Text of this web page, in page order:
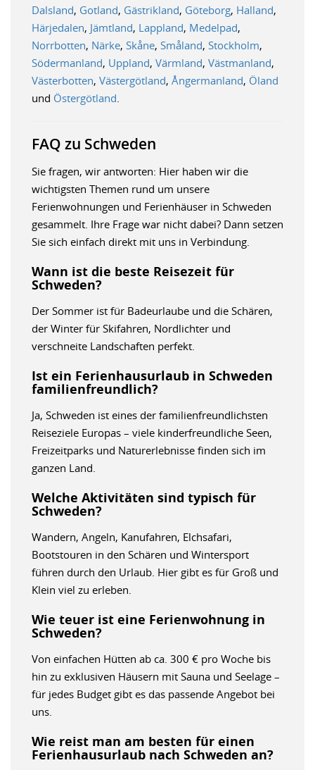
Dalsland, Gotland, Gästrikland, Göteborg, Halland,
Härjedalen, Jämtland, Lappland, Medelpad,
Norrbotten, Närke, Skåne, Småland, Stockholm,
Södermanland, Uppland, Värmland, Västmanland,
Västerbotten, Västergötland, Ångermanland, Öland
und Östergötland.
FAQ zu Schweden
Sie fragen, wir antworten: Hier haben wir die
wichtigsten Themen rund um unsere
Ferienwohnungen und Ferienhäuser in Schweden
gesammelt. Ihre Frage war nicht dabei? Dann setzen
Sie sich einfach direkt mit uns in Verbindung.
Wann ist die beste Reisezeit für
Schweden?
Der Sommer ist für Badeurlaube und die Schären,
der Winter für Skifahren, Nordlichter und
verschneite Landschaften perfekt.
Ist ein Ferienhausurlaub in Schweden
familienfreundlich?
Ja, Schweden ist eines der familienfreundlichsten
Reiseziele Europas – viele kinderfreundliche Seen,
Freizeitparks und Naturerlebnisse finden sich im
ganzen Land.
Welche Aktivitäten sind typisch für
Schweden?
Wandern, Angeln, Kanufahren, Elchsafari,
Bootstouren in den Schären und Wintersport
führen durch den Urlaub. Hier gibt es für Groß und
Klein viel zu erleben.
Wie teuer ist eine Ferienwohnung in
Schweden?
Von einfachen Hütten ab ca. 300 € pro Woche bis
hin zu exklusiven Häusern mit Sauna und Seelage –
für jedes Budget gibt es das passende Angebot bei
uns.
Wie reist man am besten für einen
Ferienhausurlaub nach Schweden an?